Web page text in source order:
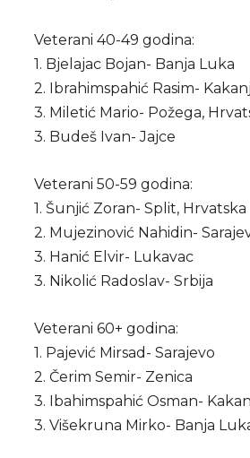
Veterani 40-49 godina:
1. Bjelajac Bojan- Banja Luka
2. Ibrahimspahić Rasim- Kakanj
3. Miletić Mario- Požega,
3. Budeš Ivan- Jajce
Veterani 50-59 godina:
1. Šunjić Zoran- Split, Hrvatska
2. Mujezinović Nahidin-
3. Hanić Elvir- Lukavac
3. Nikolić Radoslav- Srbija
Veterani 60+ godina:
1. Pajević Mirsad- Sarajevo
2. Čerim Semir- Zenica
3. Ibahimspahić Osman-
3. Višekruna Mirko- Banja